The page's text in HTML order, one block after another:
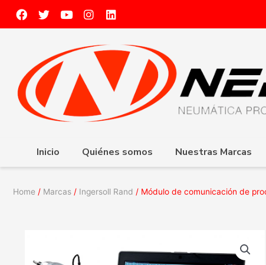
Inicio Quiénes somos Nuestras Marcas
Home / Marcas / Ingersoll Rand / Módulo de comunicación de